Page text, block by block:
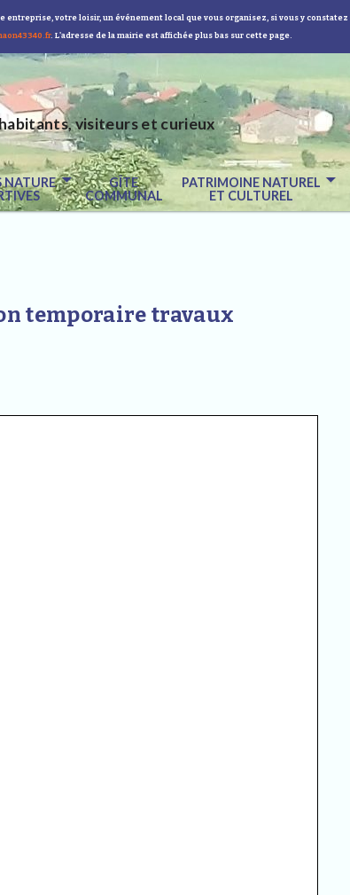
votre loisir, un événement local que vous organisez, si vous y
. L'adresse de la mairie est affichée plus bas sur cette page.
visiteurs et curieux
NATURE
GÎTE
COMMUNAL
PATRIMOINE NATUREL
ET CULTUREL
temporaire travaux